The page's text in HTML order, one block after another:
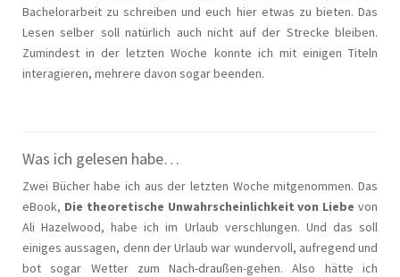
Bachelorarbeit zu schreiben und euch hier etwas zu bieten. Das
Lesen selber soll natürlich auch nicht auf der Strecke bleiben.
Zumindest in der letzten Woche konnte ich mit einigen Titeln
interagieren, mehrere davon sogar beenden.
Was ich gelesen habe…
Zwei Bücher habe ich aus der letzten Woche mitgenommen. Das
eBook, Die theoretische Unwahrscheinlichkeit von Liebe von
Ali Hazelwood, habe ich im Urlaub verschlungen. Und das soll
einiges aussagen, denn der Urlaub war wundervoll, aufregend und
bot sogar Wetter zum Nach-draußen-gehen. Also hätte ich